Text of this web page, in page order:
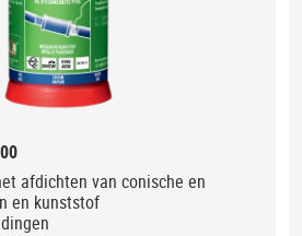
afdichten van conische en
en kunststof